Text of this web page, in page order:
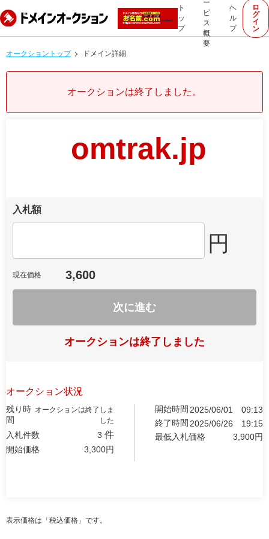
ト
ッ
プ
ー
ビ
ス
概
要
ヘ
ル
プ
ロ
グ
イ
ン
オークショントップ ドメイン詳細
オークションは終了しました。
omtrak.jp
入札額
円
現在価格 3,600
次に進む
オークションは終了しました
オークション状況
残り時
間
オークションは終了しま
した
入札件数 3 件
開始価格 3,300円
開始時間 2025/06/01
09:13
終了時間 2025/06/26
19:15
最低入札価格
3,900円
表示価格は「税込価格」です。